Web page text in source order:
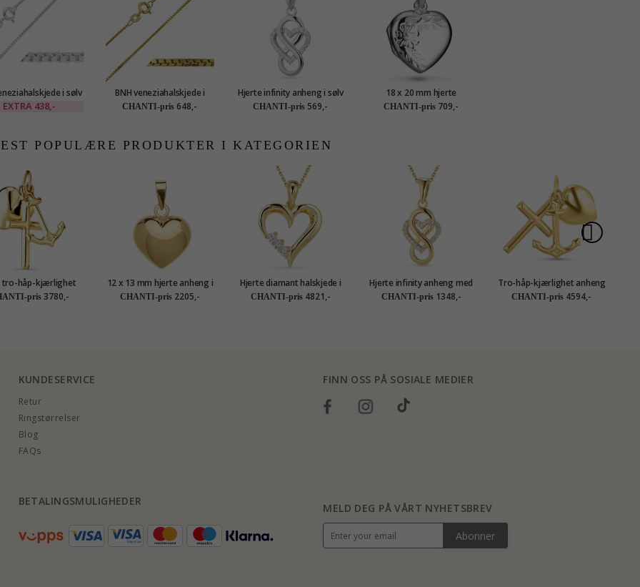
i sølv
45 cm x 1,2 mm
EXTRA 438,-
BNH veneziahalskjede i
forgylt sølv 45 cm x 1,0 mm
CHANTI-pris 648,-
Hjerte infinity anheng i sølv
CHANTI-pris 569,-
18 x 20 mm hjerte
medaljong i sølv
CHANTI-pris 709,-
POPULÆRE PRODUKTER I KATEGORIEN
tro-håp-kjærlighet
i 9 karat gull -
Amoré
pris 3780,-
12 x 13 mm hjerte anheng i
8 karat - Amoré
CHANTI-pris 2205,-
Hjerte diamant halskjede i
forgylt sølv med anheng i 8
karat - Gold Collection
CHANTI-pris 4821,-
Hjerte infinity anheng med
halskjede i forgylt sølv
CHANTI-pris 1348,-
Tro-håp-kjærlighet anheng
i 14 karat gull - Amoré
CHANTI-pris 4594,-
KUNDESERVICE
Retur
Ringstørrelser
Blog
FAQs
FINN OSS PÅ SOSIALE MEDIER
BETALINGSMULIGHEDER
MELD DEG PÅ VÅRT NYHETSBREV
Abonner